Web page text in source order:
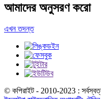
আমাদের অনুসরণ করো
এখন তদন্ত
© কপিরাইট - 2010-2023 : সর্বস্বত্ব